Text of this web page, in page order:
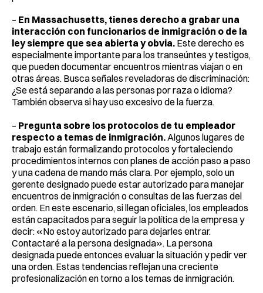
– En Massachusetts, tienes derecho a grabar una
interacción con funcionarios de inmigración o de la
ley siempre que sea abierta y obvia. Este derecho es
especialmente importante para los transeúntes y testigos,
que pueden documentar encuentros mientras viajan o en
otras áreas. Busca señales reveladoras de discriminación:
¿Se está separando a las personas por raza o idioma?
También observa si hay uso excesivo de la fuerza.
– Pregunta sobre los protocolos de tu empleador
respecto a temas de inmigración.Algunos lugares de
trabajo están formalizando protocolos y fortaleciendo
procedimientos internos con planes de acción paso a paso
y una cadena de mando más clara. Por ejemplo, solo un
gerente designado puede estar autorizado para manejar
encuentros de inmigración o consultas de las fuerzas del
orden. En este escenario, si llegan oficiales, los empleados
están capacitados para seguir la política de la empresa y
decir: «No estoy autorizado para dejarles entrar.
Contactaré a la persona designada». La persona
designada puede entonces evaluar la situación y pedir ver
una orden. Estas tendencias reflejan una creciente
profesionalización en torno a los temas de inmigración.